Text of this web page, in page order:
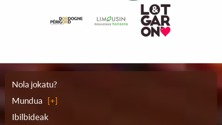
Webgunearen
planoa
Nola jokatu?
Mundua
Ibilbideak